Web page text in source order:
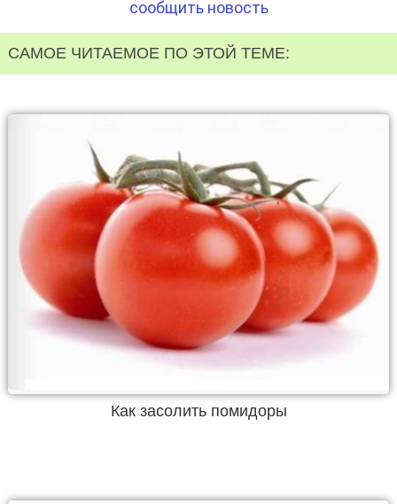
сообщить новость
САМОЕ ЧИТАЕМОЕ ПО ЭТОЙ ТЕМЕ:
Как засолить помидоры